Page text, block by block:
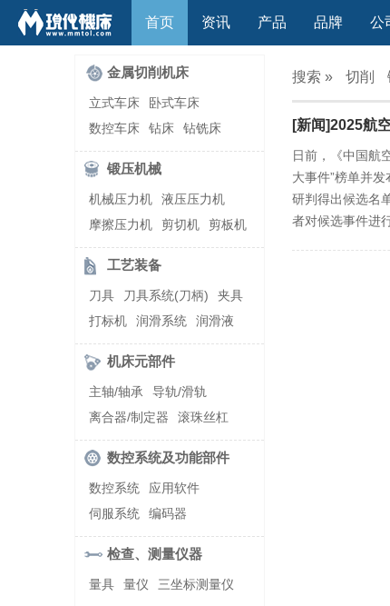
首页 资讯 产品 品牌 公
金属切削机床
立式车床
卧式车床
数控车床
钻床
钻铣床
立式镗(铣)床
卧式镗(铣)床
龙门铣镗床
立式铣床
卧式铣床
雕刻机
平面磨床
外圆磨床
内圆磨床
龙门磨床
滚齿机\铣齿机
刨床
带锯床
车削加工中心
立式加工中心
卧式加工中心
龙门加工中心
激光快速成型
组合机床
螺纹加工机床
锻压机械
机械压力机
液压压力机
摩擦压力机
剪切机
剪板机
自动锻压机
折弯机
弯管机
快速成型机
工艺装备
刀具 刀具系统(刀柄)
夹具
打标机
润滑系统
润滑液
切削液
刃磨机
机床元部件
主轴/轴承
导轨/滑轨
离合器/制定器
滚珠丝杠
齿轮/减速器
数控系统及功能部件
数控系统
应用软件
伺服系统
编码器
检查、测量仪器
量具 量仪 三坐标测量仪
搜索 » 切削
[新闻]2025航
日前，《中国航
大事件”榜单并
研判得出候选名
者对候选事件进